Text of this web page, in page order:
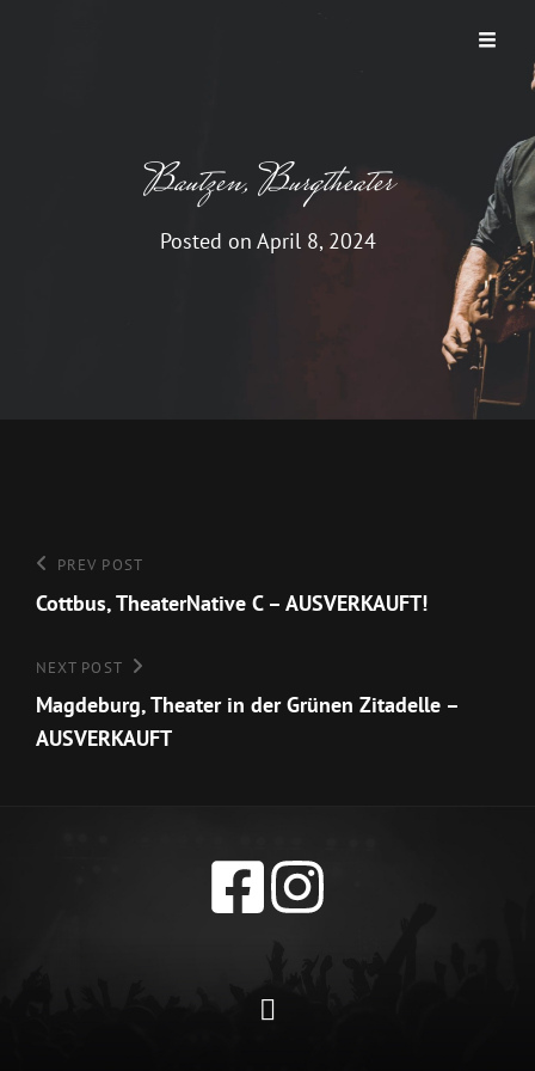
Bautzen, Burgtheater
Posted on April 8, 2024
Beitragsnavigation
Previous
Post
PREV POST
Cottbus, TheaterNative C – AUSVERKAUFT!
Next
Post
NEXT POST
Magdeburg, Theater in der Grünen Zitadelle –
AUSVERKAUFT